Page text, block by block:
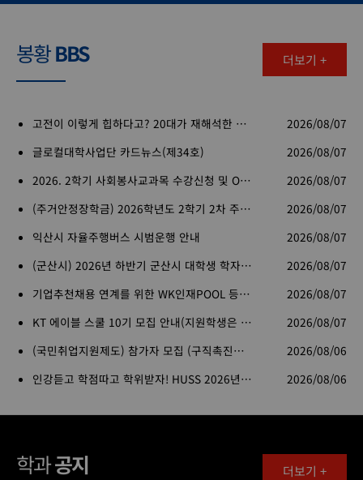
봉황BBS 더보기 +
고전이 이렇게 힙하다고? 20대가 재해석한 자유론 (원북클럽X 내가 사랑한 한 권의 책 85회)
2026/08/07
글로컬대학사업단 카드뉴스(제34호)
2026/08/07
2026. 2학기 사회봉사교과목 수강신청 및 OT 안내
2026/08/07
(주거안정장학금) 2026학년도 2학기 2차 주거안정장학금 학생 신청 안내
2026/08/07
익산시 자율주행버스 시범운행 안내
2026/08/07
(군산시) 2026년 하반기 군산시 대학생 학자금 이자 지원사업 안내
2026/08/07
기업추천채용 연계를 위한 WK인재POOL 등록 이벤트
2026/08/07
KT 에이블 스쿨 10기 모집 안내(지원학생은 서류전형 면제혜택있습니다)
2026/08/07
(국민취업지원제도) 참가자 모집 (구직촉진수당 및 참여 수당 지원 받으며 취업하자~)
2026/08/06
인강듣고 학점따고 학위받자! HUSS 2026년 2학기 수강신청 안내(사회구조 HUSS)
2026/08/06
학과공지 더보기 +